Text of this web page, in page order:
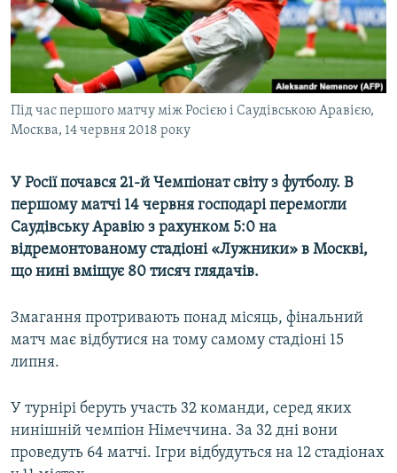
ВІДЕОУРОКИ «ELIFBE»
СВІДЧЕННЯ ОКУПАЦІЇ
УКРАЇНСЬКА ПРОБЛЕМА КРИМУ
ІНФОГРАФІКА
Русский
Qırımtatar
ДОЛУЧАЙСЯ!
Усі сайти RFE/RL
Під час першого матчу між Росією і Саудівською Аравією,
Москва, 14 червня 2018 року
У Росії почався 21-й Чемпіонат світу з футболу. В
першому матчі 14 червня господарі перемогли
Саудівську Аравію з рахунком 5:0 на
відремонтованому стадіоні «Лужники» в Москві,
що нині вміщує 80 тисяч глядачів.
Змагання протривають понад місяць, фінальний
матч має відбутися на тому самому стадіоні 15
липня.
У турнірі беруть участь 32 команди, серед яких
нинішній чемпіон Німеччина. За 32 дні вони
проведуть 64 матчі. Ігри відбудуться на 12 стадіонах